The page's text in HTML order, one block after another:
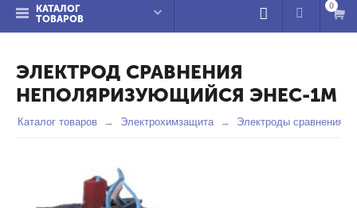
КАТАЛОГ
ТОВАРОВ
0
ЭЛЕКТРОД СРАВНЕНИЯ
НЕПОЛЯРИЗУЮЩИЙСЯ ЭНЕС-1М
Каталог товаров Электрохимзащита Электроды сравнения